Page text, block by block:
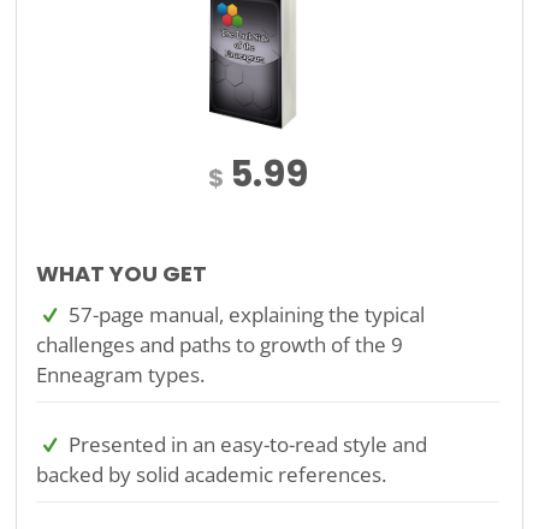
$ 5.99
WHAT YOU GET
57-page manual, explaining the typical
challenges and paths to growth of the 9
Enneagram types.
Presented in an easy-to-read style and
backed by solid academic references.